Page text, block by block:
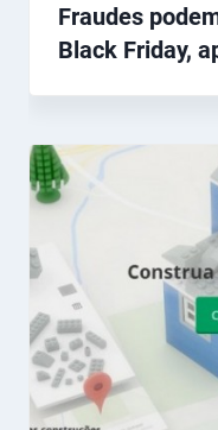
Fraudes
Black Friday,